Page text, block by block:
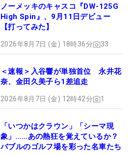
ノーメッキのキャスコ『DW-125G
High Spin』、9月11日デビュー
【打ってみた】
2026年8月7日 (金) 18時36分 33
＜速報＞入谷響が単独首位 永井花
奈、金田久美子ら1差追走
2026年8月7日 (金) 12時42分 1
「いつかはクラウン」「シーマ現
象」……あの熱狂を覚えているか？
バブルのゴルフ場を彩った名車たち